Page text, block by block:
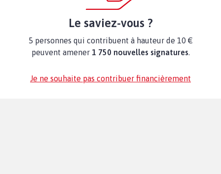
Le saviez-vous ?
5 personnes qui contribuent à hauteur de 10 €
peuvent amener 1 750 nouvelles signatures.
Je ne souhaite pas contribuer financièrement